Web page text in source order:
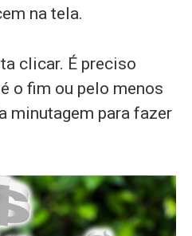
na tela.
clicar. É preciso
o fim ou pelo menos
minutagem para fazer